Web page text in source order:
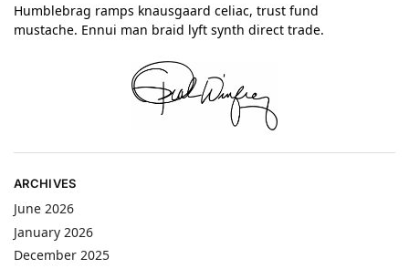
Humblebrag ramps knausgaard celiac, trust fund
mustache. Ennui man braid lyft synth direct trade.
ARCHIVES
June 2026
January 2026
December 2025